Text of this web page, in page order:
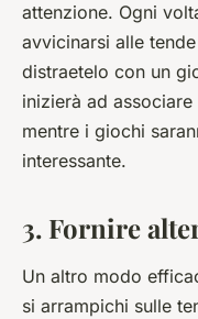
attenzione. Ogni
avvicinarsi alle
distraetelo con un
inizierà ad
mentre i giochi
interessante.
3. Fornire
Un altro modo
si arrampichi sulle